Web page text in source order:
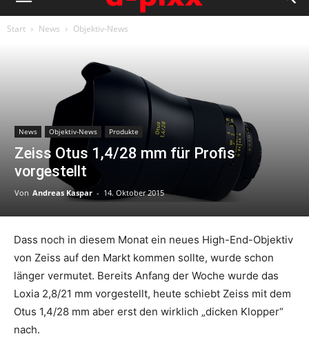
Start News Objektiv-News
News Objektiv-News Produkte
Zeiss Otus 1,4/28 mm für Profis
vorgestellt
Von Andreas Kaspar - 14. Oktober 2015
Dass noch in diesem Monat ein neues High-End-Objektiv
von Zeiss auf den Markt kommen sollte, wurde schon
länger vermutet. Bereits Anfang der Woche wurde das
Loxia 2,8/21 mm vorgestellt, heute schiebt Zeiss mit dem
Otus 1,4/28 mm aber erst den wirklich „dicken Klopper“
nach.